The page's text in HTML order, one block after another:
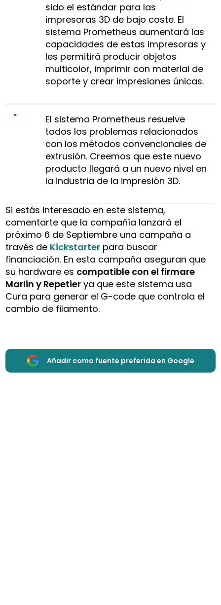
sido el estándar para las
impresoras 3D de bajo coste. El
sistema Prometheus aumentará las
capacidades de estas impresoras y
les permitirá producir objetos
multicolor, imprimir con material de
soporte y crear impresiones únicas.
El sistema Prometheus resuelve
todos los problemas relacionados
con los métodos convencionales de
extrusión. Creemos que este nuevo
producto llegará a un nuevo nivel en
la industria de la impresión 3D.
Si estás interesado en este sistema,
comentarte que la compañía lanzará el
próximo 6 de Septiembre una campaña a
través de Kickstarter para buscar
financiación. En esta campaña aseguran que
su hardware es compatible con el firmare
Marlin y Repetier ya que este sistema usa
Cura para generar el G-code que controla el
cambio de filamento.
Añadir como fuente preferida en Google